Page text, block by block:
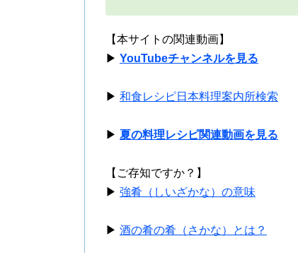
【本サイトの関連動画】
▶ YouTubeチャンネルを見る
▶ 和食レシピ日本料理案内所検索
▶ 夏の料理レシピ関連動画を見る
【ご存知ですか？】
▶ 強肴（しいざかな）の意味
▶ 酒の肴の肴（さかな）とは？